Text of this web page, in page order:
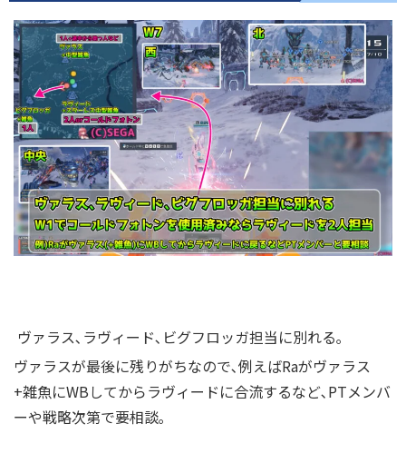
ヴァラス､ラヴィード､ビグフロッガ担当に別れる｡
ヴァラスが最後に残りがちなので､例えばRaがヴァラス
+雑魚にWBしてからラヴィードに合流するなど､PTメンバ
ーや戦略次第で要相談｡